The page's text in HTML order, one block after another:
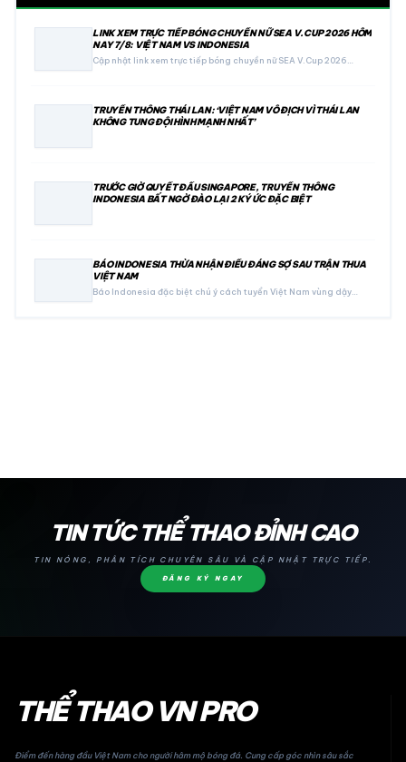
LINK XEM TRỰC TIẾP BÓNG CHUYỀN NỮ SEA V.CUP 2026 HÔM
NAY 7/8: VIỆT NAM VS INDONESIA
Cập nhật link xem trực tiếp bóng chuyền nữ SEA V.Cup 2026…
TRUYỀN THÔNG THÁI LAN: ‘VIỆT NAM VÔ ĐỊCH VÌ THÁI LAN
KHÔNG TUNG ĐỘI HÌNH MẠNH NHẤT’
TRƯỚC GIỜ QUYẾT ĐẤU SINGAPORE, TRUYỀN THÔNG
INDONESIA BẤT NGỜ ĐÀO LẠI 2 KÝ ỨC ĐẶC BIỆT
BÁO INDONESIA THỪA NHẬN ĐIỀU ĐÁNG SỢ SAU TRẬN THUA
VIỆT NAM
Báo Indonesia đặc biệt chú ý cách tuyển Việt Nam vùng dậy…
TIN TỨC THỂ THAO ĐỈNH CAO
TIN NÓNG, PHÂN TÍCH CHUYÊN SÂU VÀ CẬP NHẬT TRỰC TIẾP.
ĐĂNG KÝ NGAY
THỂ THAO VN PRO
Điểm đến hàng đầu Việt Nam cho người hâm mộ bóng đá. Cung cấp góc nhìn sâu sắc